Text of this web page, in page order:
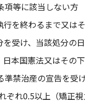
項等に該当しない方
行を終わるまで又
を受け、当該処分の
日本国憲法又はそ
準禁治産の宣告を受
ぞれ0.5以上（矯正